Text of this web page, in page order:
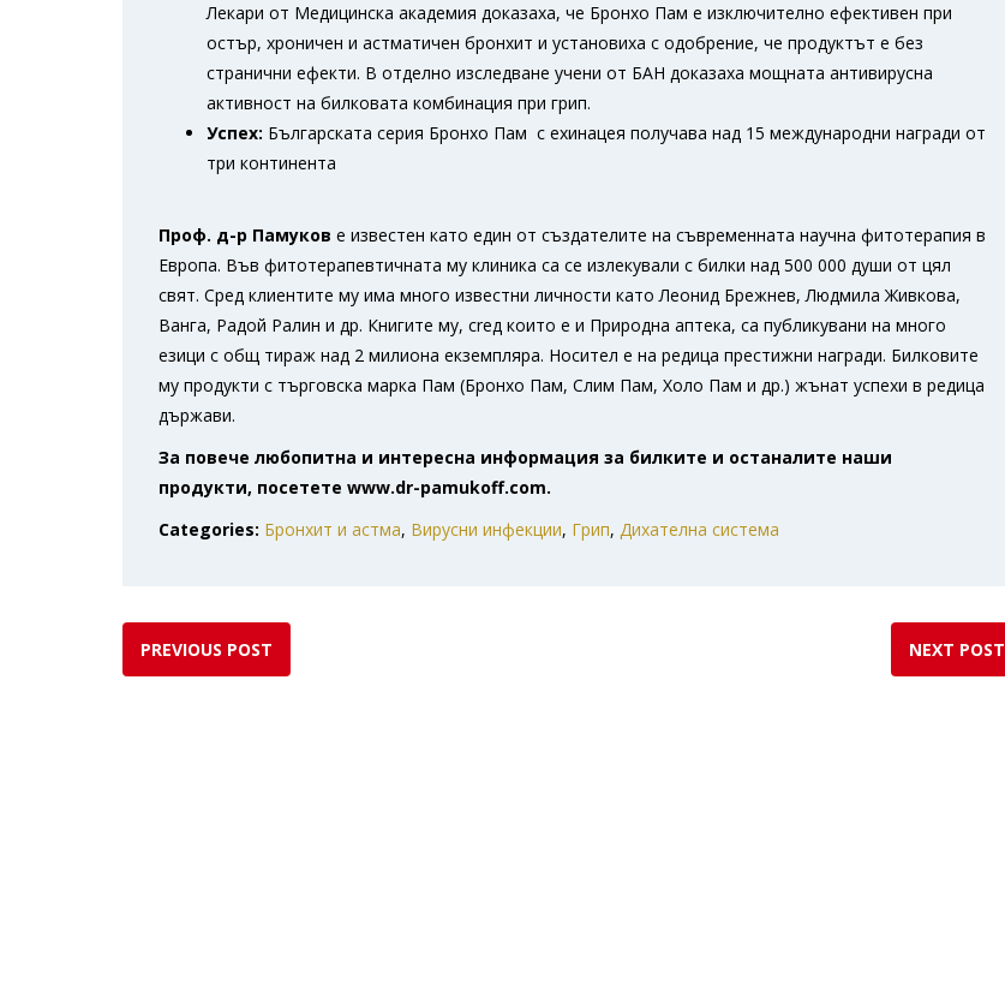
Лекари от Медицинска академия доказаха, че Бронхо Пам е изключително ефективен при
остър, хроничен и астматичен бронхит и установиха с одобрение, че продуктът е без
странични ефекти. В отделно изследване учени от БАН доказаха мощната антивирусна
активност на билковата комбинация при грип.
Успех: Българската серия Бронхо Пам с ехинацея получава над 15 международни награди от
три континента
Проф. д-р Памуков е известен като един от създателите на съвременната научна фитотерапия в
Европа. Във фитотерапевтичната му клиника са се излекували с билки над 500 000 души от цял
свят. Сред клиентите му има много известни личности като Леонид Брежнев, Людмила Живкова,
Ванга, Радой Ралин и др. Книгите му, сrед които е и Природна аптека, са публикувани на много
езици с общ тираж над 2 милиона екземпляра. Носител е на редица престижни награди. Билковите
му продукти с търговска марка Пам (Бронхо Пам, Слим Пам, Холо Пам и др.) жънат успехи в редица
държави.
За повече любопитна и интересна информация за билките и останалите наши
продукти, посетете www.dr-pamukoff.com.
Categories: Бронхит и астма, Вирусни инфекции, Грип, Дихателна система
PREVIOUS POST NEXT POST